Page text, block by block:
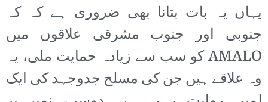
یہاں یہ بات بتانا بھی ضروری ہے کہ کہ
جنوبی اور جنوب مشرقی علاقوں میں
AMALO کو سب سے زیادہ حمایت ملی، یہ
وہ علاقے ہیں جن کی مسلح جدوجہد کی ایک